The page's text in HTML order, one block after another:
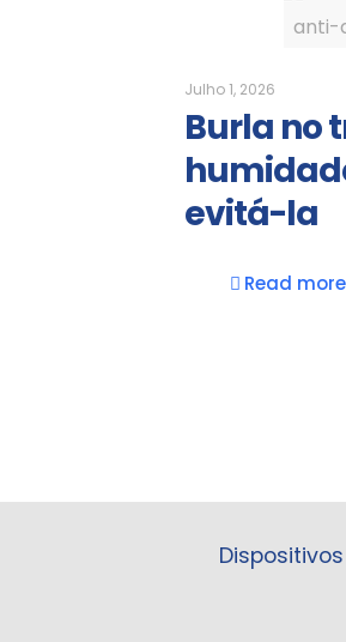
anti-
Julho 1, 2026
Burla no
evitá-la
Read more